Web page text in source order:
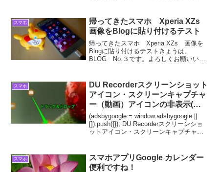
の...
スマホ
帰ってきたスマホ Xperia XZs
画像をBlogに貼り付けるテスト
帰ってきたスマホ Xperia XZs 画像を
Blogに貼り付けるテストきょうは、
BLOG No.３です。よろしくお願いいた
うして、脳の私は、眠たいと主張する怠
け癖に...
スマホ
DU Recorderスクリーンショット
アイコン・スクリーンキャプチャ
ー（動画）アイコンの非表示(削
除)の方法?
(adsbygoogle = window.adsbygoogle ||
[]).push({}); DU Recorderスクリーンショ
ットアイコン・スクリーンキャプチャー
スマホ
スマホアプリGoogle カレンダー
便利ですね！